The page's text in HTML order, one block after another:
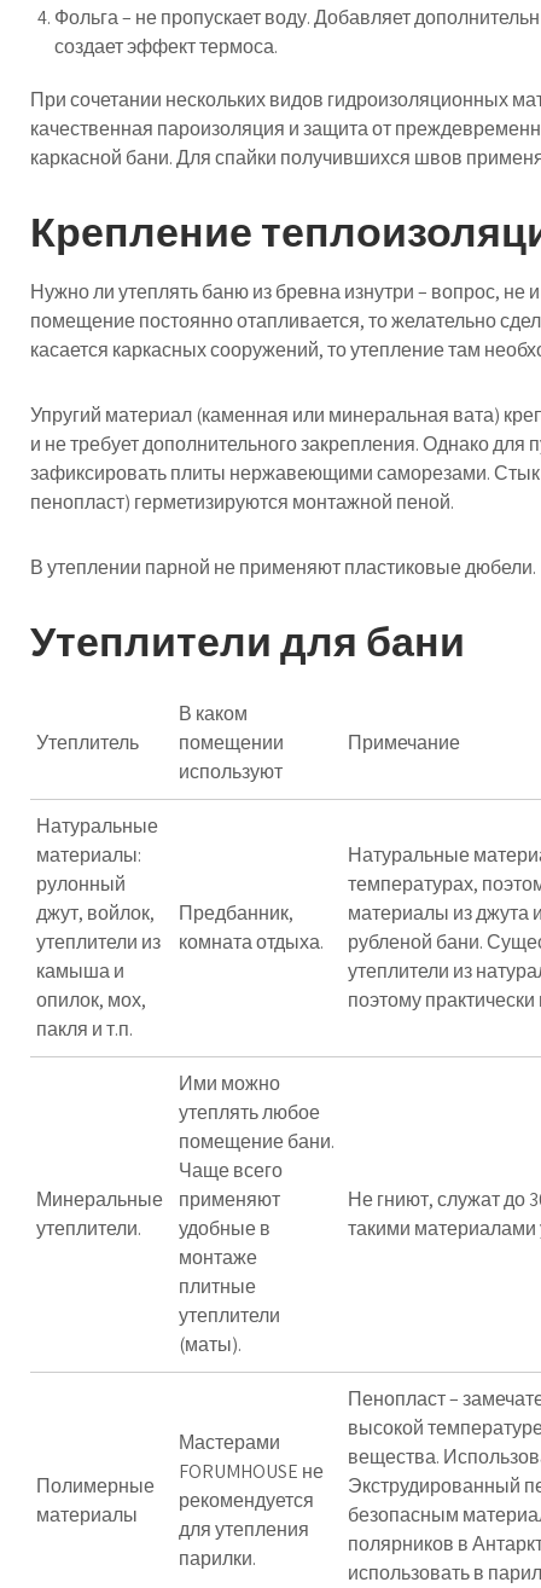
Фольга – не пропускает воду. Добавляет
создает эффект термоса.
При сочетании нескольких видов гидроизоляционных
качественная пароизоляция и защита от
каркасной бани. Для спайки получившихся швов
Крепление
Нужно ли утеплять баню из бревна изнутри – вопрос,
помещение постоянно отапливается, то желательно
касается каркасных сооружений, то утепление там
Упругий материал (каменная или минеральная вата)
и не требует дополнительного закрепления. Однако
зафиксировать плиты нержавеющими саморезами.
пенопласт) герметизируются монтажной пеной.
В утеплении парной не применяют пластиковые дюбели.
Утеплители для бани
Утеплитель
В каком
помещении
используют
Примечание
Натуральные
материалы:
рулонный
джут, войлок,
утеплители из
камыша и
опилок, мох,
пакля и т.п.
Предбанник,
комната отдыха.
Натуральные
температурах,
материалы из джута
рубленой бани.
утеплители из
поэтому
Минеральные
утеплители.
Ими можно
утеплять любое
помещение бани.
Чаще всего
применяют
удобные в
монтаже
плитные
утеплители
(маты).
Не гниют, служат до
такими материалами
Полимерные
материалы
Мастерами
FORUMHOUSE не
рекомендуется
для утепления
парилки.
Пенопласт –
высокой
вещества.
Экструдированный
безопасным
полярников в
использовать в